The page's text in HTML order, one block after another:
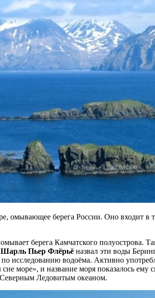
омывающее берега России. Оно входит
берега Камчатского полуострова.
Шарль Пьер Флёрьё назвал эти воды
исследованию водоёма. Активно
море», и название моря показалось
Ледовитым океаном.